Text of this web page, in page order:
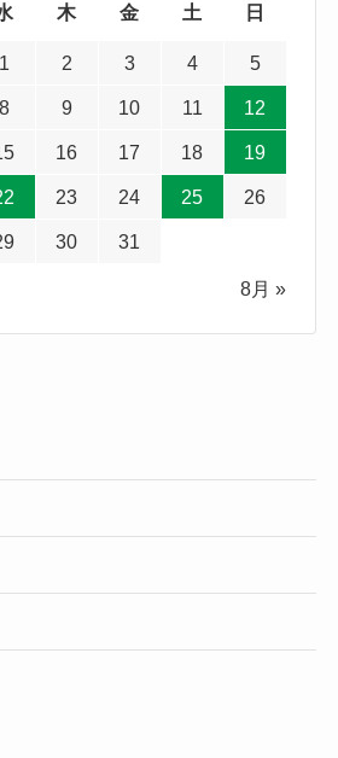
木 金 土 日
1 2 3 4 5
8 9 10 11 12
16 17 18 19
23 24 25 26
30 31
8月 »